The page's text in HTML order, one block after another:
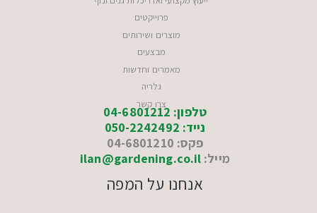
פרוייקטים
מוצרים ושירותים
מבצעים
מאמרים וחדשות
גלריה
צרו קשר
טלפון: 04-6801212
נייד: 050-2242492
פקס: 04-6801210
מייל: ilan@gardening.co.il
אנחנו על המפה